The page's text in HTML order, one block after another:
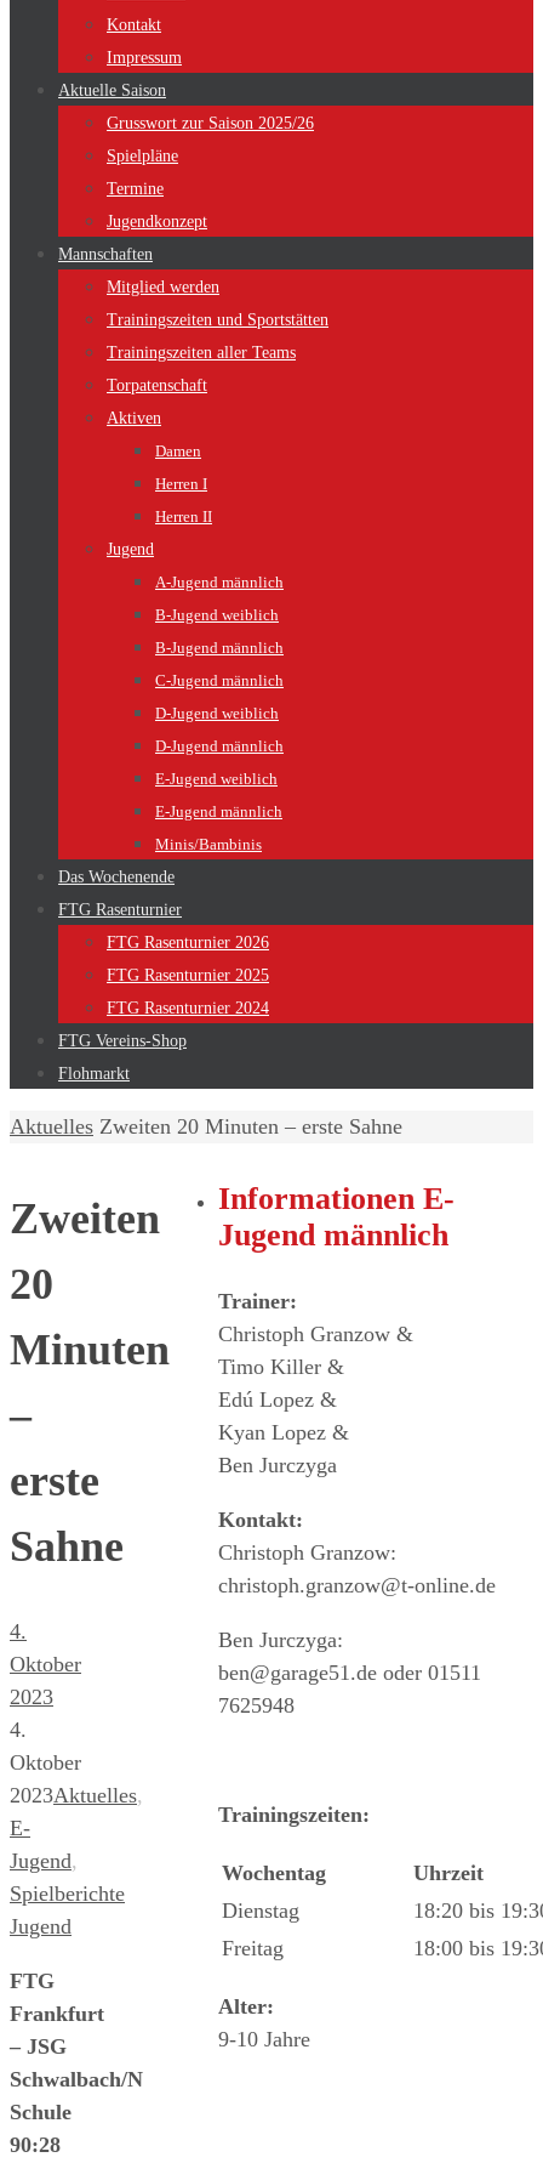
Kontakt
Impressum
Aktuelle Saison
Grusswort zur Saison 2025/26
Spielpläne
Termine
Jugendkonzept
Mannschaften
Mitglied werden
Trainingszeiten und Sportstätten
Trainingszeiten aller Teams
Torpatenschaft
Aktiven
Damen
Herren I
Herren II
Jugend
A-Jugend männlich
B-Jugend weiblich
B-Jugend männlich
C-Jugend männlich
D-Jugend weiblich
D-Jugend männlich
E-Jugend weiblich
E-Jugend männlich
Minis/Bambinis
Das Wochenende
FTG Rasenturnier
FTG Rasenturnier 2026
FTG Rasenturnier 2025
FTG Rasenturnier 2024
FTG Vereins-Shop
Flohmarkt
Home
Aktuelles Zweiten 20 Minuten – erste Sahne
Zweiten
20
Minuten
–
erste
Sahne
4.
Oktober
2023
4.
Oktober
2023Aktuelles,
E-
Jugend,
Spielberichte
Jugend
FTG
Frankfurt
– JSG
Schwalbach/N
Schule
90:28
Informationen E-
Jugend männlich
Trainer:
Christoph Granzow &
Timo Killer &
Edú Lopez &
Kyan Lopez &
Ben Jurczyga
Kontakt:
Christoph Granzow:
christoph.granzow@t-online.de
Ben Jurczyga:
ben@garage51.de oder 01511
7625948
Trainingszeiten:
Wochentag
Uhrzeit
Dienstag
18:20 bis
Freitag
18:00 bis
Alter:
9-10 Jahre